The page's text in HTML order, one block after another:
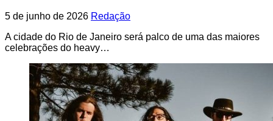
5 de junho de 2026 Redação
A cidade do Rio de Janeiro será palco de uma das maiores
celebrações do heavy…